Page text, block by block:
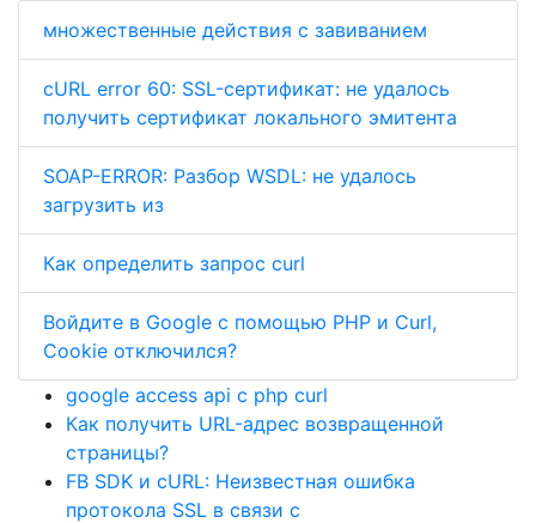
множественные действия с завиванием
cURL error 60: SSL-сертификат: не удалось
получить сертификат локального эмитента
SOAP-ERROR: Разбор WSDL: не удалось
загрузить из
Как определить запрос curl
Войдите в Google с помощью PHP и Curl,
Cookie отключился?
google access api с php curl
Как получить URL-адрес возвращенной
страницы?
FB SDK и cURL: Неизвестная ошибка
протокола SSL в связи с